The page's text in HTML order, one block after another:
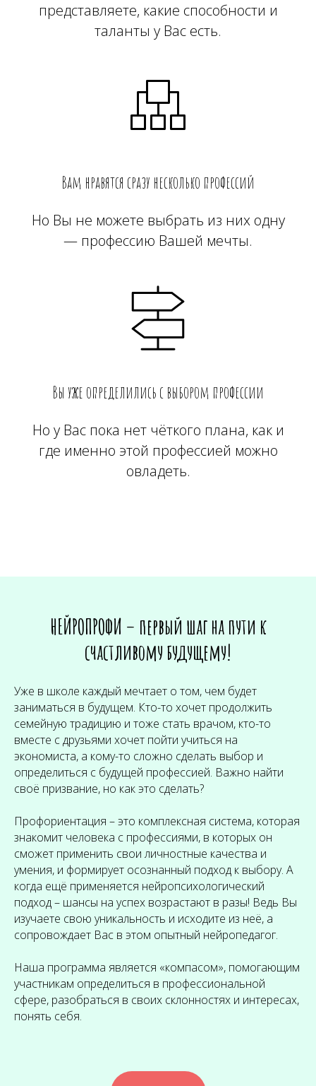
представляете, какие способности и
таланты у Вас есть.
Вам нравятся сразу несколько профессий
Но Вы не можете выбрать из них одну
— профессию Вашей мечты.
Вы уже определились с выбором профессии
Но у Вас пока нет чёткого плана, как и
где именно этой профессией можно
овладеть.
НЕЙРОПРОФИ – первый шаг на пути к
счастливому будущему!
Уже в школе каждый мечтает о том, чем будет
заниматься в будущем. Кто-то хочет продолжить
семейную традицию и тоже стать врачом, кто-то
вместе с друзьями хочет пойти учиться на
экономиста, а кому-то сложно сделать выбор и
определиться с будущей профессией. Важно найти
своё призвание, но как это сделать?
Профориентация – это комплексная система, которая
знакомит человека с профессиями, в которых он
сможет применить свои личностные качества и
умения, и формирует осознанный подход к выбору. А
когда ещё применяется нейропсихологический
подход – шансы на успех возрастают в разы! Ведь Вы
изучаете свою уникальность и исходите из неё, а
сопровождает Вас в этом опытный нейропедагог.
Наша программа является «компасом», помогающим
участникам определиться в профессиональной
сфере, разобраться в своих склонностях и интересах,
понять себя.